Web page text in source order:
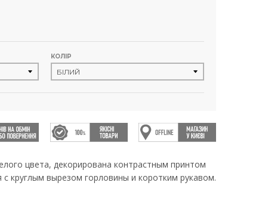
КОЛІР
цвета, декорирована контрастным принтом
круглым вырезом горловины и коротким рукавом.